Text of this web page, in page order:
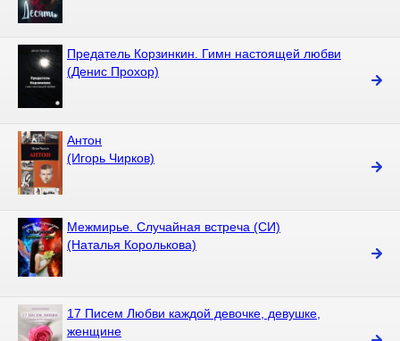
Предатель Корзинкин. Гимн настоящей любви
(Денис Прохор)
Антон
(Игорь Чирков)
Межмирье. Случайная встреча (СИ)
(Наталья Королькова)
17 Писем Любви каждой девочке, девушке,
женщине